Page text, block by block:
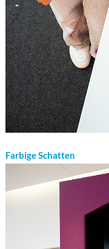
Farbige Schatten